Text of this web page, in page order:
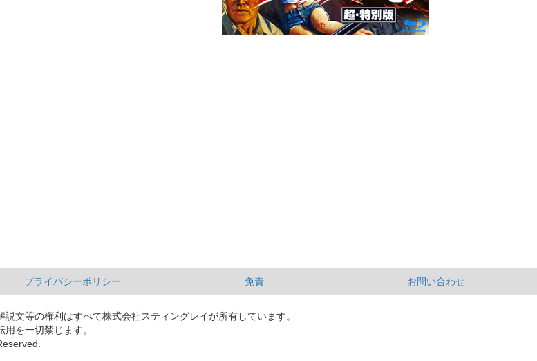
プライバシーポリシー 免責 お問い合わせ
文等の権利はすべて株式会社スティングレイが所有しています。
を一切禁じます。